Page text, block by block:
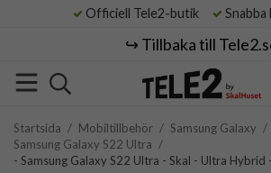
Officiell Tele2-butik
↪️ Tillbaka till
Startsida / Mobiltillbehör / Samsung Galaxy /
Samsung Galaxy S22 Ultra /
- Samsung Galaxy S22 Ultra - Skal - Ultra Hybrid